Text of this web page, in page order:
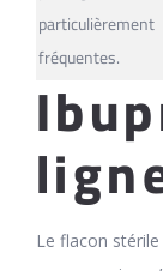
particulièrement
fréquentes.
Le flacon stérile